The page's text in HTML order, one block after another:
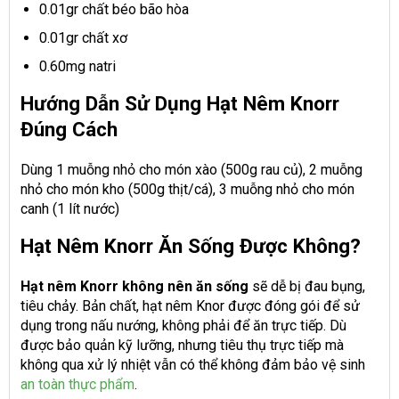
0.01gr chất béo bão hòa
0.01gr chất xơ
0.60mg natri
Hướng Dẫn Sử Dụng Hạt Nêm Knorr
Đúng Cách
Dùng 1 muỗng nhỏ cho món xào (500g rau củ), 2 muỗng
nhỏ cho món kho (500g thịt/cá), 3 muỗng nhỏ cho món
canh (1 lít nước)
Hạt Nêm Knorr Ăn Sống Được Không?
Hạt nêm Knorr không nên ăn sống sẽ dễ bị đau bụng,
tiêu chảy. Bản chất, hạt nêm Knor được đóng gói để sử
dụng trong nấu nướng, không phải để ăn trực tiếp. Dù
được bảo quản kỹ lưỡng, nhưng tiêu thụ trực tiếp mà
không qua xử lý nhiệt vẫn có thể không đảm bảo vệ sinh
an toàn thực phẩm.